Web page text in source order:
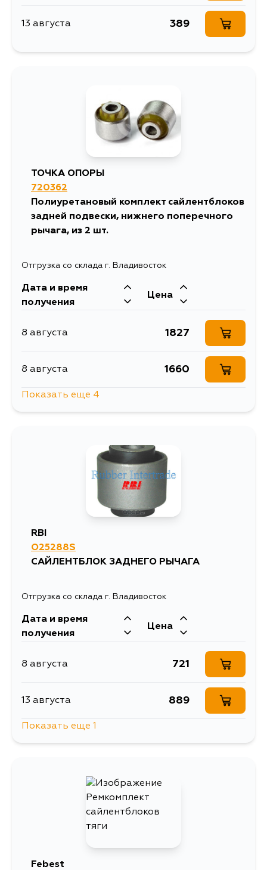
13 августа 389
ТОЧКА ОПОРЫ
720362
Полиуретановый комплект сайлентблоков
задней подвески, нижнего поперечного
рычага, из 2 шт.
Отгрузка со склада г. Владивосток
Дата и время
получения
Цена
8 августа 1827
8 августа 1660
1827
1827
Показать еще 4
RBI
O25288S
САЙЛЕНТБЛОК ЗАДНЕГО РЫЧАГА
Отгрузка со склада г. Владивосток
Дата и время
получения
Цена
8 августа 721
13 августа 889
Показать еще 1
Febest